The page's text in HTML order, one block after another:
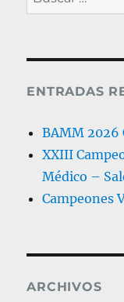
por:
ENTRADAS
BAMM 2026
XXIII
Médico –
Campeones
ARCHIVOS